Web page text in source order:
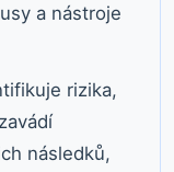
a nástroje
rizika,
následků,